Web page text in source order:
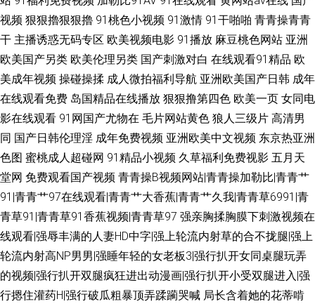
视频 狠狠擼狠狠擼 91桃色小视频 91激情 91干啪啪 青青操青青
干 主播诱惑无码专区 欧美视频电影 91播放 麻豆桃色网站 亚洲
欧美国产另类 欧美伦理另类 国产刺激对白 在线观看91精品 欧
美成年视频 操碰操揉 成人微拍福利导航 亚洲欧美国产日韩 成年
在线观看免费 岛国精品在线播放 狠狠撸第四色 欧美一页 女同电
影在线观看 91网国产尤物在 毛片网站黄色 狼人三级片 高清男
同 国产日韩伦理淫 成年免费视频 亚洲欧美中文视频 东京热亚洲
色图 蜜桃成人超碰网 91精品小视频 久草福利免费视影 五月天
堂网 免费观看国产视频 青青操B视频网站|青青操加勒比|青青艹
91|青青艹97在线观看|青青艹大香蕉|青青艹久我|青青草6991|青
青草91|青青草91香蕉视频|青青草97 强亲胸揉胸膜下刺激视频在
线观看|强辱丰满的人妻HD中字|强上轮流内射草的合不拢腿|强上
轮流内射高NP男男|强睡年轻的女老板3|强行扒开女同桌腿玩弄
的视频|强行扒开双腿疯狂进出动漫画|强行扒开小受双腿进入|强
行摁住灌药H|强行破瓜粗暴顶弄蹂躏哭喊 局长含着她的花蒂啃